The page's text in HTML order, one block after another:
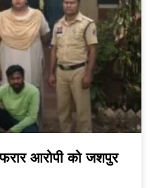
आरोपी को जशपुर